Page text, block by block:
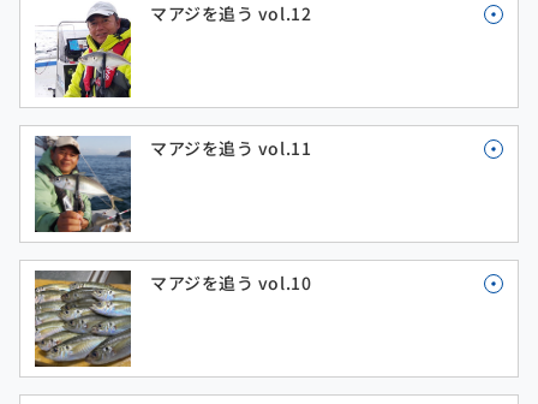
マアジを追う vol.12
マアジを追う vol.11
マアジを追う vol.10